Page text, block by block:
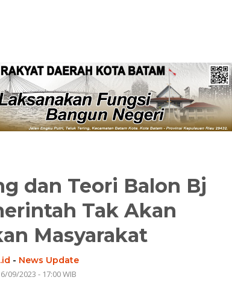
dan Teori Balon Bj
Tak Akan
Masyarakat
- News Update
09/2023 - 17:00 WIB